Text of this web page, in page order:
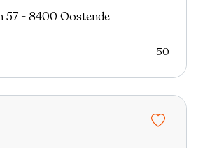
57 - 8400 Oostende
50